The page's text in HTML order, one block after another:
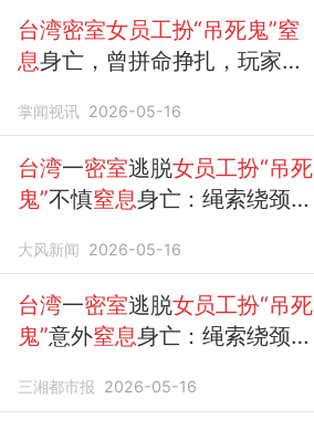
麻绳
台湾密室女员工扮“吊死鬼”窒
息身亡，曾拼命挣扎，玩家以
掌闻视讯 2026-05-16
台湾一密室逃脱女员工扮“吊死
鬼”不慎窒息身亡：绳索绕颈拼
大风新闻 2026-05-16
台湾一密室逃脱女员工扮“吊死
鬼”意外窒息身亡：绳索绕颈拼
前涉事场所两名负责人已被检
三湘都市报 2026-05-16